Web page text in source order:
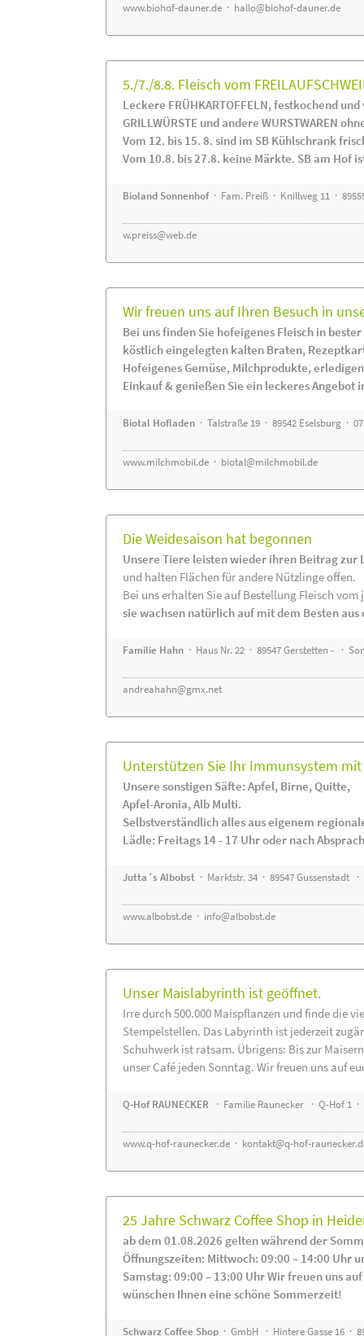
www.biohof-dauner.de · hallo@biohof-dauner.de
5./7./8.8. Fleisch vom
Leckere FRÜHKARTOFFELN, festkochend
GRILLWÜRSTE und andere WURSTWAREN
Vom 12. bis 15. 8. sind im SB Kühlschrank
Vom 10.8. bis 27.8. keine Märkte. SB am Hof
Bioland Sonnenhof· Fam. Preiß · Knillweg 11 ·
w.preiss@web.de
Wir freuen uns auf Ihren Besuch in
Bei uns finden Sie hofeigenes Fleisch in
köstlich eingelegten kalten Braten,
Hofeigenes Gemüse, Milchprodukte,
Einkauf & genießen Sie ein leckeres Angebot
Biotal Hofladen · Talstraße 19 · 89542 Eselsburg ·
www.milchmobil.de · biotal@milchmobil.de
Die Weidesaison hat begonnen
Unsere Tiere leisten wieder ihren Beitrag zur
und halten Flächen für andere Nützlinge offen.
Bei uns erhalten Sie auf Bestellung Fleisch
sie wachsen natürlich auf mit dem Besten aus
Familie Hahn · Haus Nr. 22 · 89547 Gerstetten - ·
andreahahn@gmx.net
Unterstützen Sie Ihr Immunsystem
Unsere sonstigen Säfte: Apfel, Birne, Quitte,
Apfel-Aronia, Alb Multi.
Selbstverständlich alles aus eigenem
Lädle: Freitags 14 - 17 Uhr oder nach
Jutta´s Albobst · Marktstr. 34 · 89547 Gussenstadt ·
www.albobst.de · info@albobst.de
Unser Maislabyrinth ist geöffnet.
Irre durch 500.000 Maispflanzen und finde die
Stempelstellen. Das Labyrinth ist jederzeit
Schuhwerk ist ratsam. Übrigens: Bis zur
unser Café jeden Sonntag. Wir freuen uns auf
Q-Hof RAUNECKER · Familie Raunecker · Q-Hof 1
www.q-hof-raunecker.de · kontakt@q-hof-
25 Jahre Schwarz Coffee Shop in
ab dem 01.08.2026 gelten während der
Öffnungszeiten: Mittwoch: 09:00 – 14:00 Uhr
Samstag: 09:00 – 13:00 Uhr Wir freuen uns
wünschen Ihnen eine schöne Sommerzeit!
Schwarz Coffee Shop · GmbH · Hintere Gasse 16 ·